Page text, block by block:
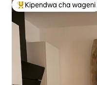
Kipendwa maarufu cha
Kipendwa cha wageni